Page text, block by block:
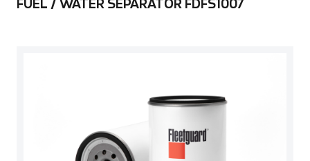
FUEL / WATER SEPARATOR FDFS1007